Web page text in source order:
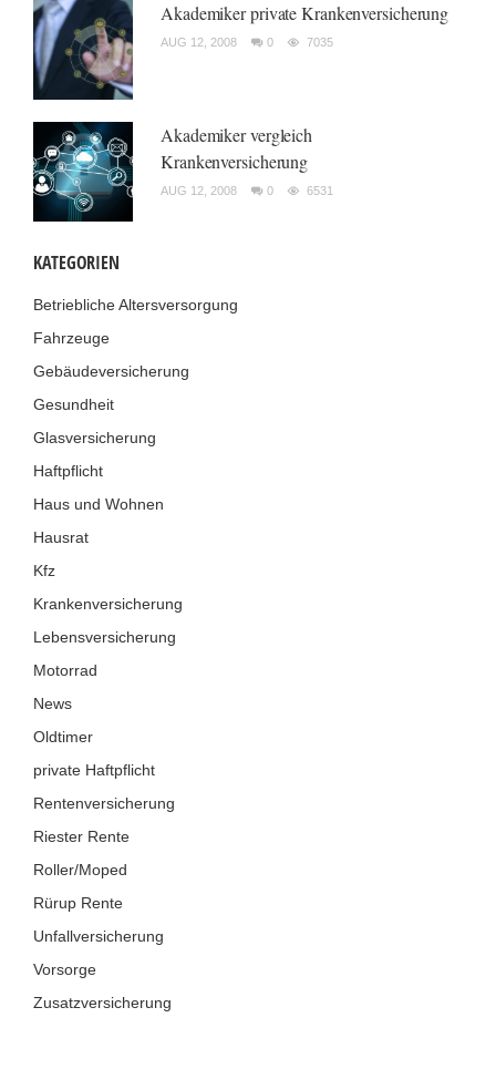
Akademiker private Krankenversicherung
AUG 12, 2008 0 7035
Akademiker vergleich
Krankenversicherung
AUG 12, 2008 0 6531
KATEGORIEN
Betriebliche Altersversorgung
Fahrzeuge
Gebäudeversicherung
Gesundheit
Glasversicherung
Haftpflicht
Haus und Wohnen
Hausrat
Kfz
Krankenversicherung
Lebensversicherung
Motorrad
News
Oldtimer
private Haftpflicht
Rentenversicherung
Riester Rente
Roller/Moped
Rürup Rente
Unfallversicherung
Vorsorge
Zusatzversicherung